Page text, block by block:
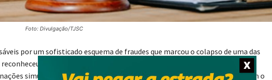
Foto: Divulgação/TJSC
por um sofisticado esquema de fraudes que marcou o colapso de uma das
a prática de fraudes contra credores, crime previsto na Lei de
simuladas, ocultação de bens e vendas abaixo do valor de mercado com o
X